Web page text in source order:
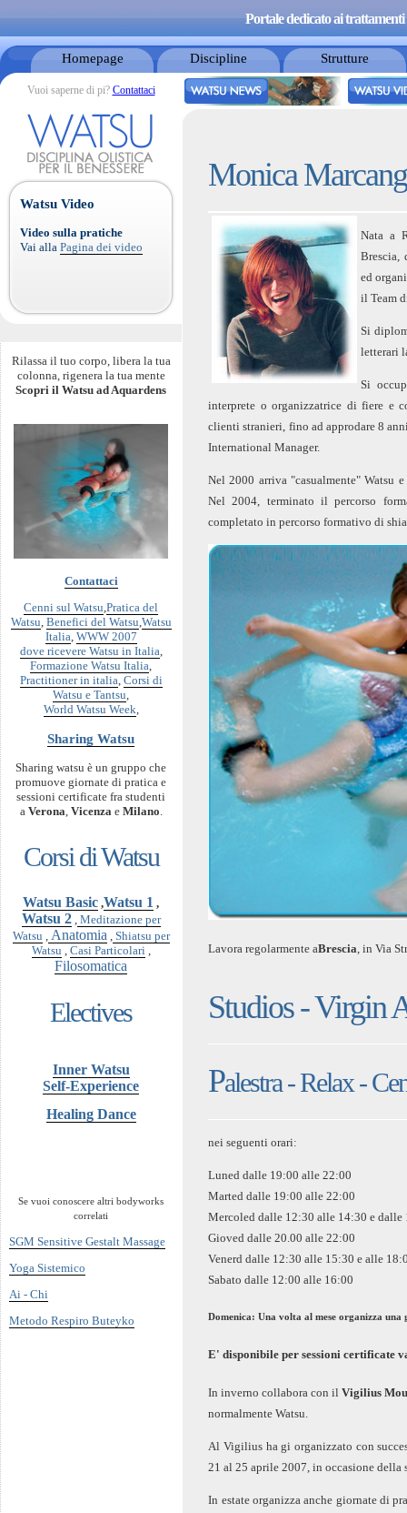
Portale dedicato ai trattamenti
Homepage Discipline Strutture
Vuoi saperne di pi? Contattaci
Watsu Video
Video sulla pratiche
Vai alla Pagina dei video
Rilassa il tuo corpo, libera la tua
colonna, rigenera la tua mente
Scopri il Watsu ad Aquardens
Contattaci
Cenni sul Watsu,Pratica del
Watsu, Benefici del Watsu,Watsu
Italia, WWW 2007
dove ricevere Watsu in Italia,
Formazione Watsu Italia,
Practitioner in italia, Corsi di
Watsu e Tantsu,
World Watsu Week,
Sharing Watsu
Sharing watsu è un gruppo che
promuove giornate di pratica e
sessioni certificate fra studenti
a Verona, Vicenzae Milano.
Corsi di Watsu
Watsu Basic ,Watsu 1 ,
Watsu 2,Meditazione per
Watsu ,Anatomia,Shiatsu per
Watsu , Casi Particolari,
Filosomatica
Electives
Inner Watsu
Self-Experience
Healing Dance
Se vuoi conoscere altri bodyworks
correlati
SGM Sensitive Gestalt Massage
Yoga Sistemico
Ai - Chi
Metodo Respiro Buteyko
Monica
Nata a
Brescia,
ed
il Team
Si
letterari
Si
interprete o organizzatrice di fiere e
clienti stranieri, fino ad approdare 8
International Manager.
Nel 2000 arriva "casualmente" Watsu
Nel 2004, terminato il percorso
completato in percorso formativo di
Lavora regolarmente aBrescia, in Via
Studios - Virgin
Palestra - Relax -
nei seguenti orari:
Luned dalle 19:00 alle 22:00
Marted dalle 19:00 alle 22:00
Mercoled dalle 12:30 alle 14:30 e dalle
Gioved dalle 20.00 alle 22:00
Venerd dalle 12:30 alle 15:30 e alle
Sabato dalle 12:00 alle 16:00
Domenica: Una volta al mese organizza
E' disponibile per sessioni certificate
In inverno collabora con ilVigilius
normalmente Watsu.
Al Vigilius ha gi organizzato con
21 al 25 aprile 2007, in occasione della
In estate organizza anche giornate di